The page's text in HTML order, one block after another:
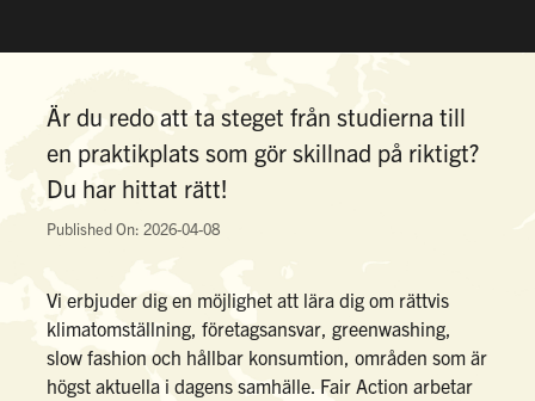
Är du redo att ta steget från studierna till
en praktikplats som gör skillnad på riktigt?
Du har hittat rätt!
Published On: 2026-04-08
Vi erbjuder dig en möjlighet att lära dig om rättvis
klimatomställning, företagsansvar, greenwashing,
slow fashion och hållbar konsumtion, områden som är
högst aktuella i dagens samhälle. Fair Action arbetar